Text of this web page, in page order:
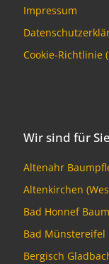
Impressum
Cookie-Richtlinie
Wir sind für
Altenahr
Altenkirchen
Bad Honnef
Bad
Bergisch